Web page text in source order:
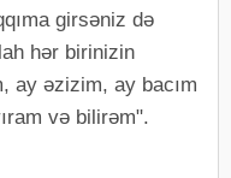
girsəniz də
hər birinizin
ay əzizim, ay bacım
və bilirəm".